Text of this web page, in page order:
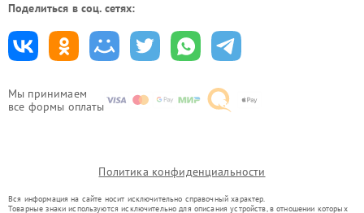
Мы принимаем
все формы оплаты
Поделиться в соц. сетях:
Политика конфиденциальности
Вся информация на сайте носит исключительно справочный характер.
Товарные знаки используются исключительно для описания устройств, в отношении которых